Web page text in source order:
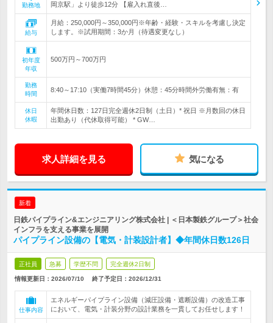
勤務地
岡京駅」より徒歩12分 【雇入れ直後…
給与
月給：250,000円～350,000円※年齢・経験・スキルを考慮し決定
します。※試用期間：3か月（待遇変更なし）
初年度
年収
500万円～700万円
勤務
時間
8:40～17:10（実働7時間45分）休憩：45分時間外労働有無：有
休日
休暇
年間休日数：127日完全週休2日制（土日）* 祝日 ※月数回の休日
出勤あり（代休取得可能） * GW…
求人詳細を見る 気になる
新着
日鉄パイプライン&エンジニアリング株式会社 | ＜日本製鉄グループ＞社会
インフラを支える事業を展開
パイプライン設備の【電気・計装設計者】◆年間休日数126日
正社員 急募 学歴不問 完全週休2日制
情報更新日：2026/07/10 終了予定日： 2026/12/31
仕事内容
エネルギーパイプライン設備（減圧設備・遮断設備）の改造工事
において、電気・計装分野の設計業務を一貫してお任せします！